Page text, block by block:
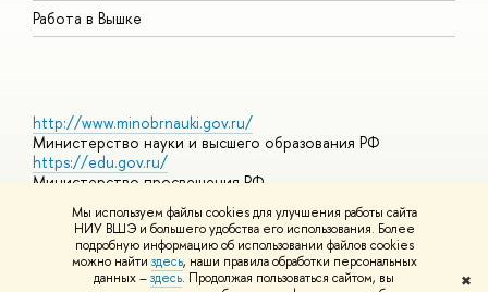
Мы используем файлы cookies для улучшения работы сайта
НИУ ВШЭ и большего удобства его использования. Более
подробную информацию об использовании файлов cookies
можно найти здесь, наши правила обработки персональных
данных –здесь. Продолжая пользоваться сайтом, вы
✖
Работа в Вышке
http://www.minobrnauki.gov.ru/
Министерство науки и высшего образования РФ
https://edu.gov.ru/
Министерство просвещения РФ
https://elearning.hse.ru/mooc
Массовые открытые онлайн-курсы
© НИУ ВШЭ 1993–2026 Адреса и контактыУсловия